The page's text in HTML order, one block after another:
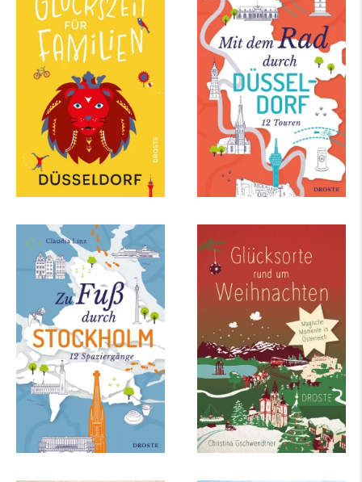
Glückszeit für
Familien – Düsseldorf
mehr Infos …
Mit dem Rad durch
Düsseldorf
mehr Infos …
Claudia Linz
Zu Fuß durch
Stockholm
mehr Infos …
Christina Gschwendtner
Glücksorte rund um
Weihnachten in
Österreich
mehr Infos …